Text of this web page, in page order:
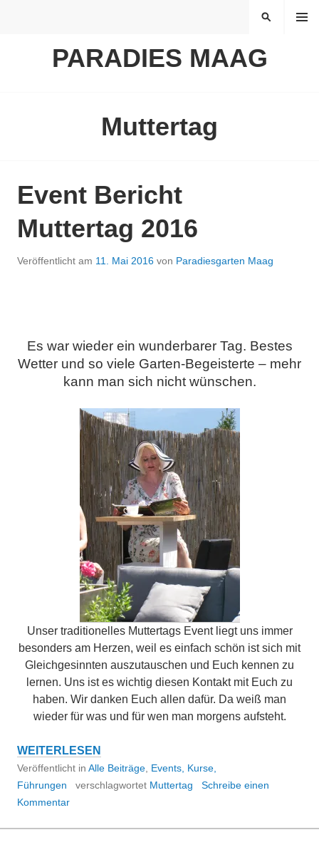
PARADIES MAAG
MENÜ
SUCHEN
Muttertag
Event Bericht
Muttertag 2016
Veröffentlicht am 11. Mai 2016 von Paradiesgarten Maag
Es war wieder ein wunderbarer Tag. Bestes
Wetter und so viele Garten-Begeisterte – mehr
kann man sich nicht wünschen.
Unser traditionelles Muttertags Event liegt uns immer
besonders am Herzen, weil es einfach schön ist sich mit
Gleichgesinnten auszutauschen und Euch kennen zu
lernen. Uns ist es wichtig diesen Kontakt mit Euch zu
haben. Wir danken Euch allen dafür. Da weiß man
wieder für was und für wen man morgens aufsteht.
EVENT
BERICHT
MUTTERTAG
2016
WEITERLESEN
Veröffentlicht in Alle Beiträge Events, Kurse,
Führungen
verschlagwortet Muttertag
Schreibe einen
Kommentar